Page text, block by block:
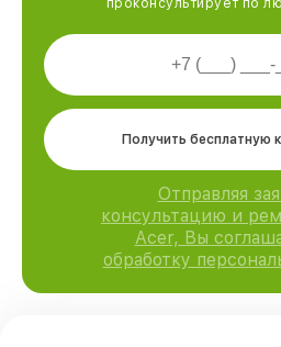
проконсультирует по
Получить бесплатную
Отправляя
консультацию и
Acer, Вы
обработку